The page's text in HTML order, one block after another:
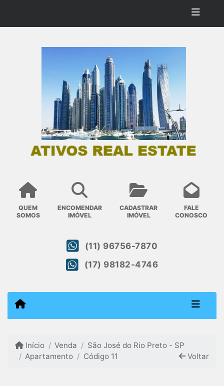
QUEM
SOMOS
ENCOMENDAR
IMÓVEL
CADASTRAR
IMÓVEL
FALE
CONOSCO
(11) 96756-7870
(17) 98182-4746
Início Venda
São José do Rio Preto - SP
Apartamento
Código 11 Voltar